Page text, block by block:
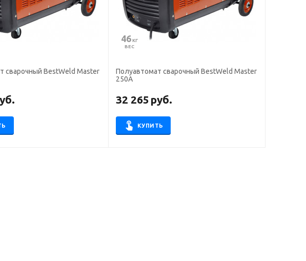
сварочный BestWeld Master
46 КГ
ВЕС
Полуавтомат сварочный BestWeld Master
250А
32 265 руб.
КУПИТЬ